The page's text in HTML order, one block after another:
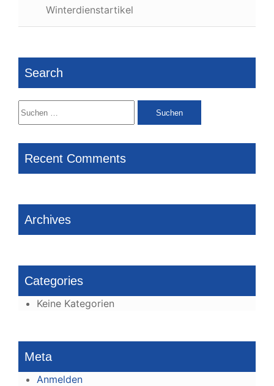
Winterdienstartikel
Search
Suchen
nach:
Recent Comments
Archives
Categories
Keine Kategorien
Meta
Anmelden